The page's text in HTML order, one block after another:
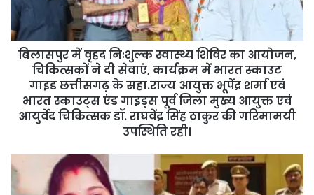
बिलासपुर में वृहद निःशुल्क स्वास्थ्य शिविर का आयोजन,
चिकित्सकों ने दी सेवाएं, कार्यक्रम में भारत स्काउट
गाइड छत्तीसगढ़ के सहा.राज्य आयुक्त भूपेंद्र शर्मा एवं
भारत स्काउट्स एंड गाइड्स पूर्व जिला मुख्य आयुक्त एवं
आयुर्वेद चिकित्सक डॉ. राघवेंद्र सिंह ठाकुर की गरिमामयी
उपस्थिति रही।